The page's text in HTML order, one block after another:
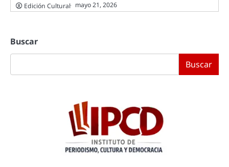
Edición Cultural mayo 21, 2026
Buscar
Buscar